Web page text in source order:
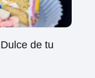
de tu